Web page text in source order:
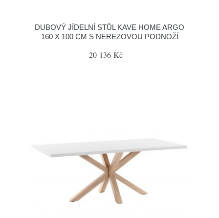
DUBOVÝ JÍDELNÍ STŮL KAVE HOME ARGO
160 X 100 CM S NEREZOVOU PODNOŽÍ
20 136 Kč